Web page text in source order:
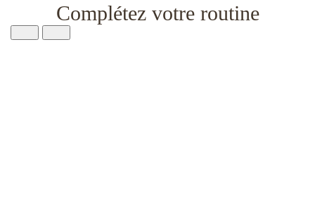
Complétez votre routine